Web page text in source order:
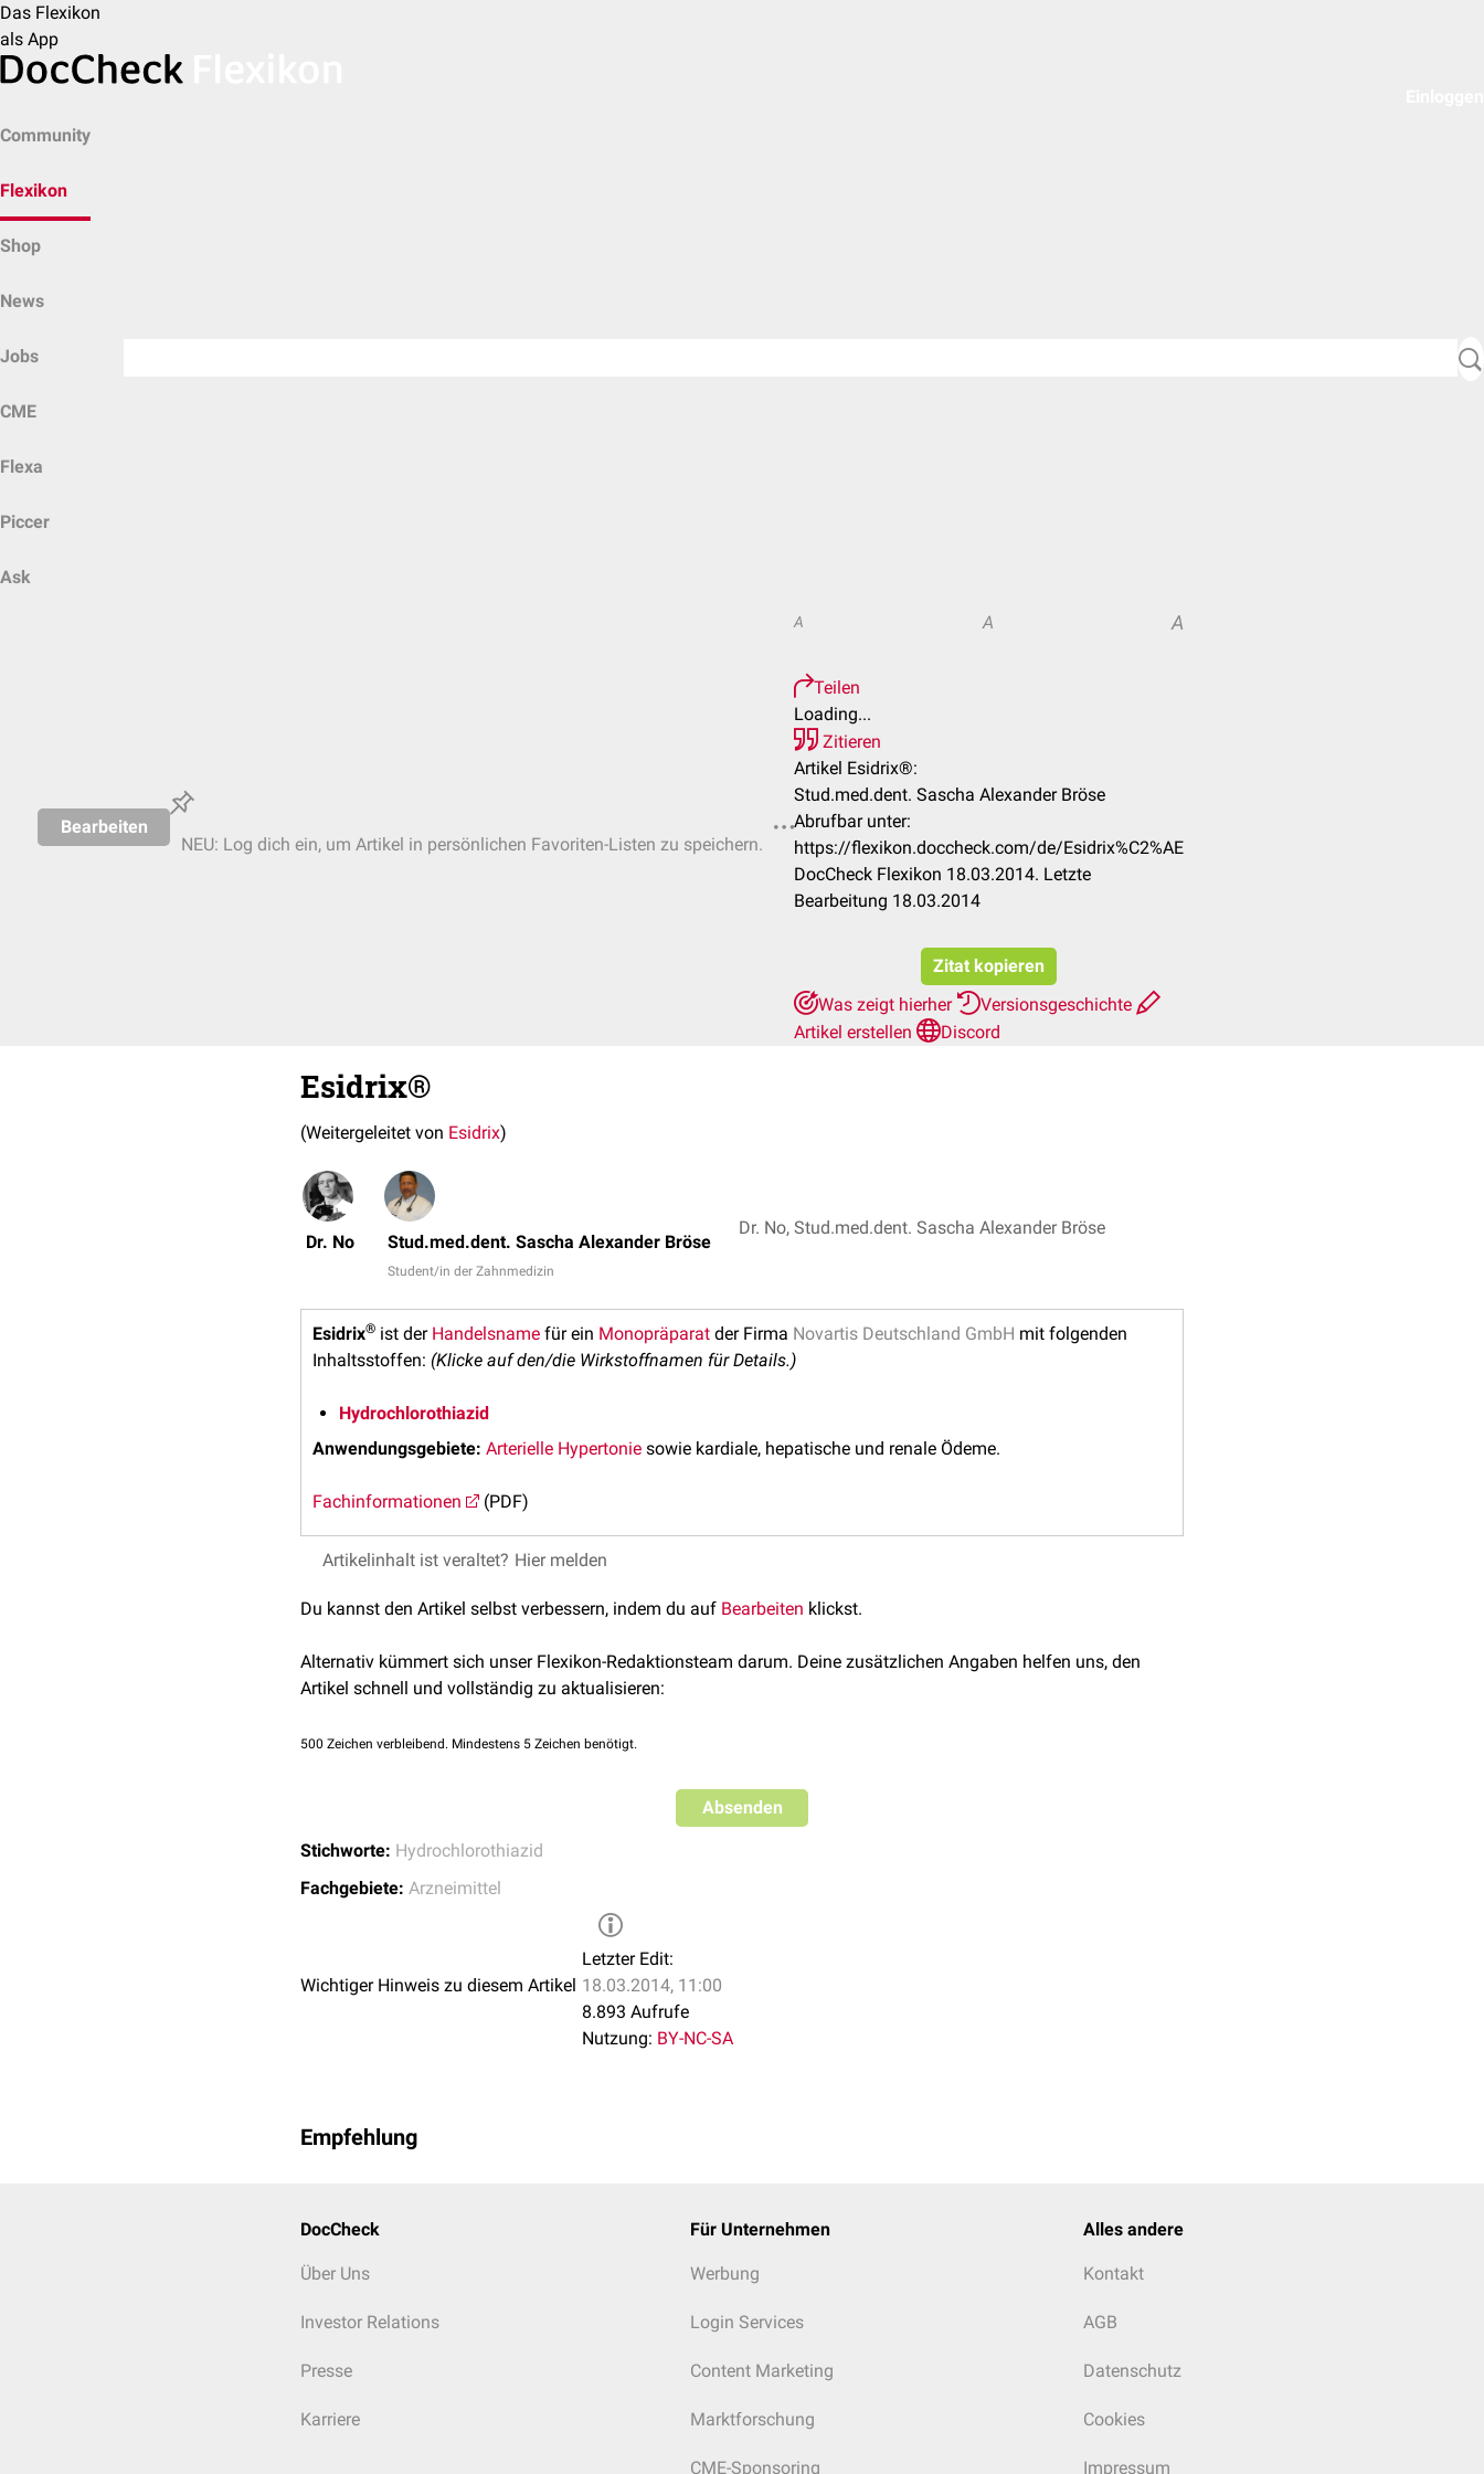
Das Flexikon
als App
Community
Flexikon
Shop
News
Jobs
CME
Flexa
Piccer
Ask
Bearbeiten
NEU: Log dich ein, um Artikel in persönlichen Favoriten-Listen zu speichern.
A A A
Teilen
Loading...
Zitieren
Artikel Esidrix®:
Stud.med.dent. Sascha Alexander Bröse
Abrufbar unter:
https://flexikon.doccheck.com/de/Esidrix%C2%AE
DocCheck Flexikon 18.03.2014. Letzte
Bearbeitung 18.03.2014
Zitat kopieren
Was zeigt hierher
Versionsgeschichte
Artikel erstellen
Discord
Esidrix®
(Weitergeleitet von Esidrix)
Dr. No Stud.med.dent. Sascha Alexander Bröse
Student/in der Zahnmedizin
Dr. No, Stud.med.dent. Sascha Alexander Bröse
Esidrix® ist der Handelsname für ein Monopräparat der Firma Novartis Deutschland GmbH mit folgenden
Inhaltsstoffen: (Klicke auf den/die Wirkstoffnamen für Details.)
Hydrochlorothiazid
Anwendungsgebiete: Arterielle Hypertonie sowie kardiale, hepatische und renale Ödeme.
Fachinformationen (PDF)
Artikelinhalt ist veraltet? Hier melden
Du kannst den Artikel selbst verbessern, indem du auf Bearbeiten klickst.
Alternativ kümmert sich unser Flexikon-Redaktionsteam darum. Deine zusätzlichen Angaben helfen uns, den
Artikel schnell und vollständig zu aktualisieren:
500 Zeichen verbleibend. Mindestens 5 Zeichen benötigt.
Absenden
Stichworte: Hydrochlorothiazid
Fachgebiete: Arzneimittel
Wichtiger Hinweis zu diesem Artikel
Letzter Edit:
18.03.2014, 11:00
8.893 Aufrufe
Nutzung: BY-NC-SA
Empfehlung
DocCheck
Über Uns
Investor Relations
Presse
Karriere
Für Unternehmen
Werbung
Login Services
Content Marketing
Marktforschung
CME-Sponsoring
Alles andere
Kontakt
AGB
Datenschutz
Cookies
Impressum